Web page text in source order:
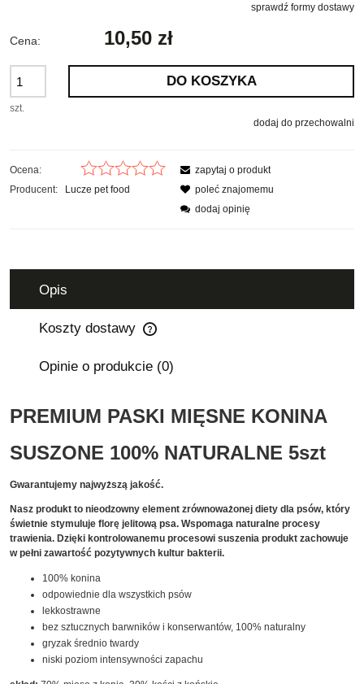
Cena nie zawiera ewentualnych kosztów płatnościsprawdź formy dostawy
Cena: 10,50 zł
szt.
DO KOSZYKA
dodaj do przechowalni
Ocena:
Producent:
Lucze pet food
zapytaj o produkt
poleć znajomemu
dodaj opinię
Opis
Koszty dostawy
Cena nie zawiera ewentualnych kosztów płatności
Opinie o produkcie (0)
PREMIUM PASKI MIĘSNE KONINA
SUSZONE 100% NATURALNE 5szt
Gwarantujemy najwyższą jakość.
Nasz produkt to nieodzowny element zrównoważonej diety dla psów, który
świetnie stymuluje florę jelitową psa. Wspomaga naturalne procesy
trawienia. Dzięki kontrolowanemu procesowi suszenia produkt zachowuje
w pełni zawartość pozytywnych kultur bakterii.
100% konina
odpowiednie dla wszystkich psów
lekkostrawne
bez sztucznych barwników i konserwantów, 100% naturalny
gryzak średnio twardy
niski poziom intensywności zapachu